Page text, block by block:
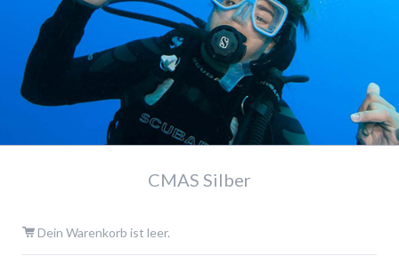
CMAS Silber
Dein Warenkorb ist leer.